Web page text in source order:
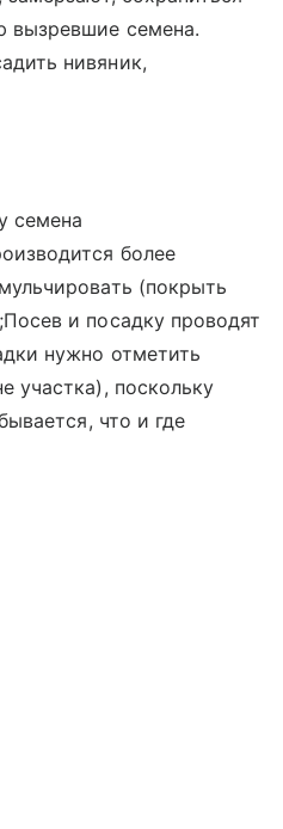
вызревшие семена.
нивяник,
семена
более
(покрыть
и посадку проводят
нужно отметить
участка), поскольку
что и где